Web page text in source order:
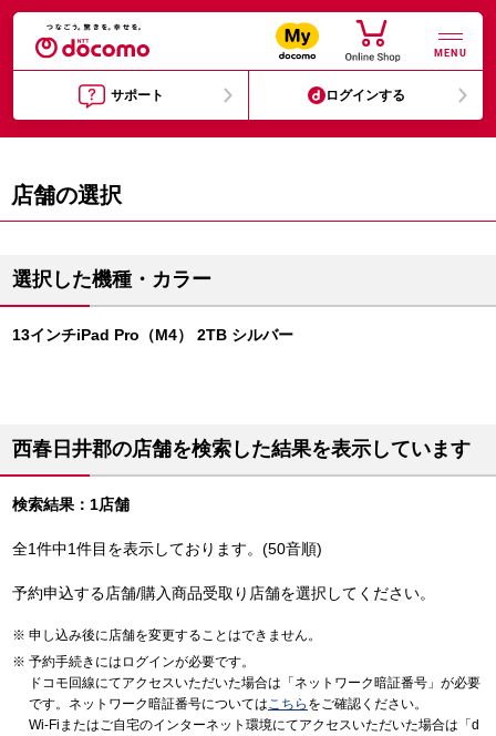
MENU
サポート ログインする
店舗の選択
選択した機種・カラー
13インチiPad Pro（M4） 2TB シルバー
西春日井郡の店舗を検索した結果を表示しています
検索結果：1店舗
全1件中1件目を表示しております。(50音順)
予約申込する店舗/購入商品受取り店舗を選択してください。
申し込み後に店舗を変更することはできません。
予約手続きにはログインが必要です。
ドコモ回線にてアクセスいただいた場合は「ネットワーク暗証番号」が必要
です。ネットワーク暗証番号についてはこちら をご確認ください。
Wi-Fiまたはご自宅のインターネット環境にてアクセスいただいた場合は「d